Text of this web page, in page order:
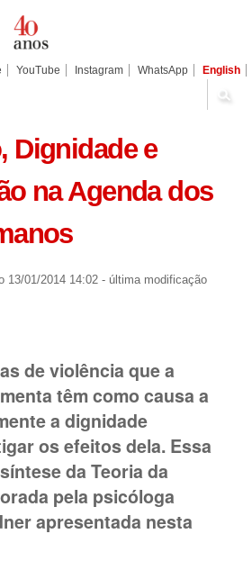
YouTube Instagram WhatsApp English
Dignidade e
na Agenda dos
13/01/2014 14:02 - última modificação
de violência que a
têm como causa a
a dignidade
os efeitos dela. Essa
da Teoria da
pela psicóloga
apresentada nesta